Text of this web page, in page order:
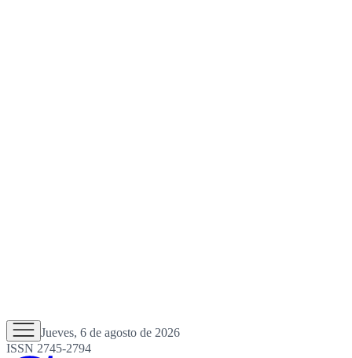
Jueves, 6 de agosto de 2026
ISSN 2745-2794